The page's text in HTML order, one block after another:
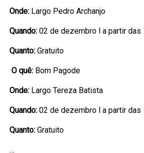
Onde: Largo Pedro Archanjo
Quando: 02 de dezembro l a partir das
Quanto: Gratuito
O quê: Bom Pagode
Onde: Largo Tereza Batista
Quando: 02 de dezembro l a partir das
Quanto: Gratuito
…